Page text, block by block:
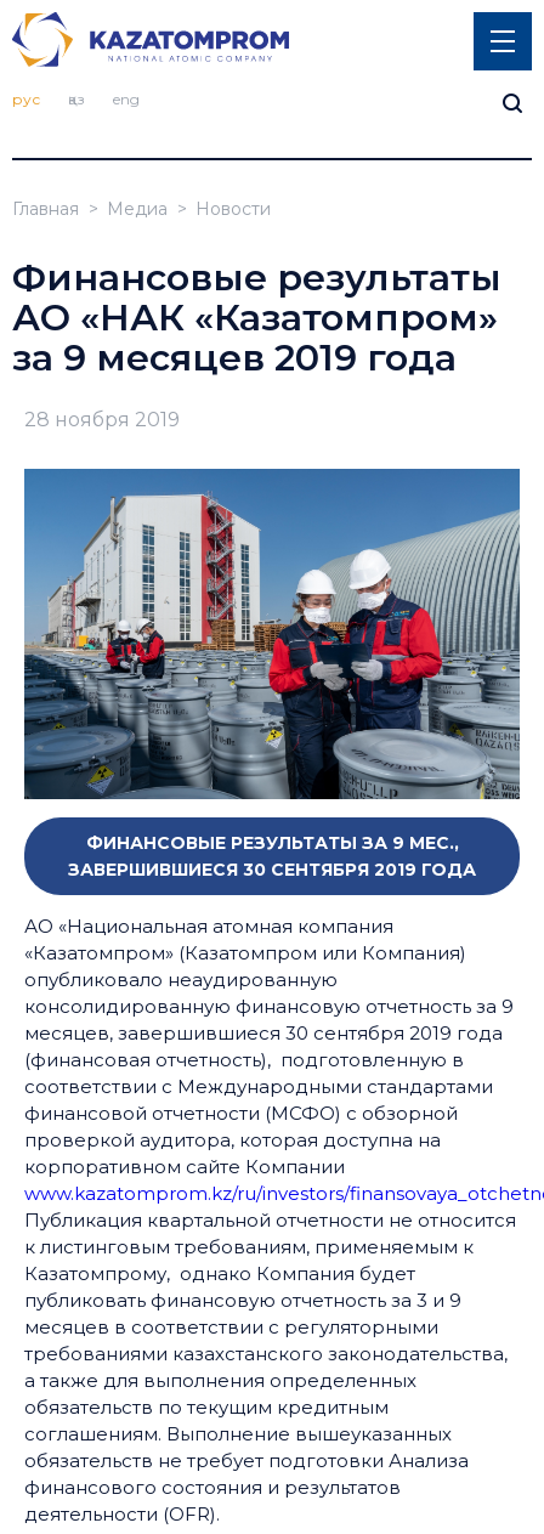
рус қаз eng
Главная Медиа Новости
Финансовые результаты
АО «НАК «Казатомпром»
за 9 месяцев 2019 года
28 ноября 2019
ФИНАНСОВЫЕ РЕЗУЛЬТАТЫ ЗА 9 МЕС.,
ЗАВЕРШИВШИЕСЯ 30 СЕНТЯБРЯ 2019 ГОДА
АО «Национальная атомная компания
«Казатомпром» (Казатомпром или Компания)
опубликовало неаудированную
консолидированную финансовую отчетность за 9
месяцев, завершившиеся 30 сентября 2019 года
(финансовая отчетность), подготовленную в
соответствии с Международными стандартами
финансовой отчетности (МСФО) с обзорной
проверкой аудитора, которая доступна на
корпоративном сайте Компании
www.kazatomprom.kz/ru/investors/
Публикация квартальной отчетности не относится
к листинговым требованиям, применяемым к
Казатомпрому, однако Компания будет
публиковать финансовую отчетность за 3 и 9
месяцев в соответствии с регуляторными
требованиями казахстанского законодательства,
а также для выполнения определенных
обязательств по текущим кредитным
соглашениям. Выполнение вышеуказанных
обязательств не требует подготовки Анализа
финансового состояния и результатов
деятельности (OFR).